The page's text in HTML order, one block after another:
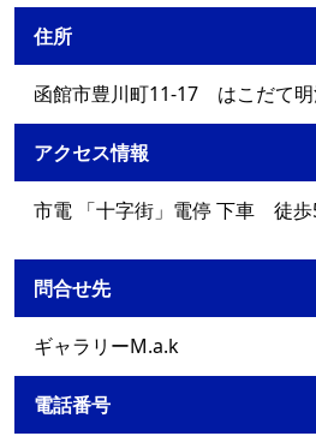
住所
函館市豊川町11-17 はこだて
アクセス情報
市電 「十字街」電停 下車 徒歩
問合せ先
ギャラリーM.a.k
電話番号